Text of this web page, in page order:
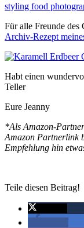
Für alle Freunde des
Archiv-Rezept
Habt einen
Teller
Eure Jeanny
*Als Amazon-
Amazon Partnerlink
Empfehlung hin
Teile diesen Beitrag!